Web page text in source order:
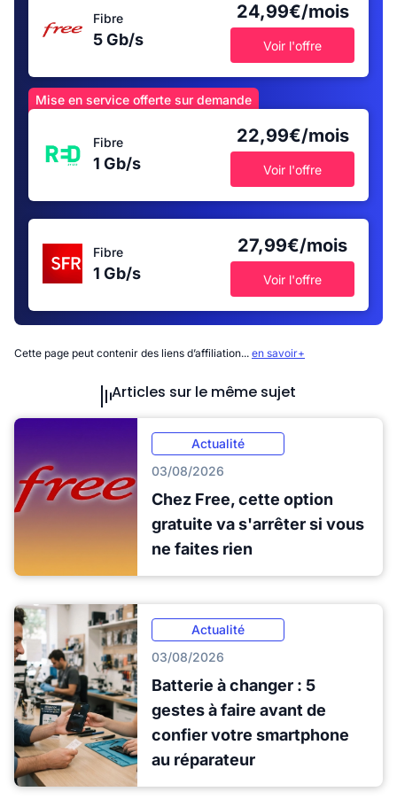
Fibre
5 Gb/s
24,99€/mois
Voir l'offre
Mise en service offerte sur demande
Fibre
1 Gb/s
22,99€/mois
Voir l'offre
Fibre
1 Gb/s
27,99€/mois
Voir l'offre
Cette page peut contenir des liens d’affiliation... en savoir+
Articles sur le même sujet
Actualité
03/08/2026
Chez Free, cette option
gratuite va s'arrêter si vous
ne faites rien
Actualité
03/08/2026
Batterie à changer : 5
gestes à faire avant de
confier votre smartphone
au réparateur